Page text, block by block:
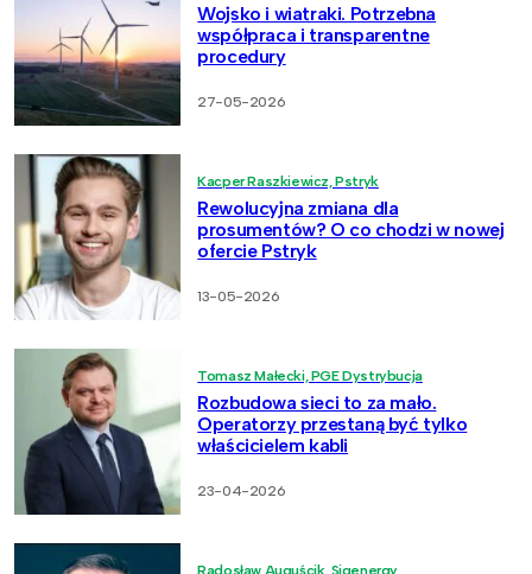
Wojsko i wiatraki. Potrzebna
współpraca i transparentne
procedury
27-05-2026
Kacper Raszkiewicz, Pstryk
Rewolucyjna zmiana dla
prosumentów? O co chodzi w nowej
ofercie Pstryk
13-05-2026
Tomasz Małecki, PGE Dystrybucja
Rozbudowa sieci to za mało.
Operatorzy przestaną być tylko
właścicielem kabli
23-04-2026
Radosław Auguścik, Sigenergy